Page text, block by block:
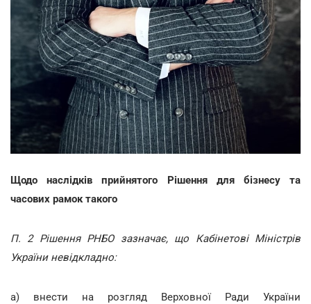
Щодо наслідків прийнятого Рішення для бізнесу та
часових рамок такого
П. 2 Рішення РНБО зазначає, що Кабінетові Міністрів
України невідкладно:
а) внести на розгляд Верховної Ради України